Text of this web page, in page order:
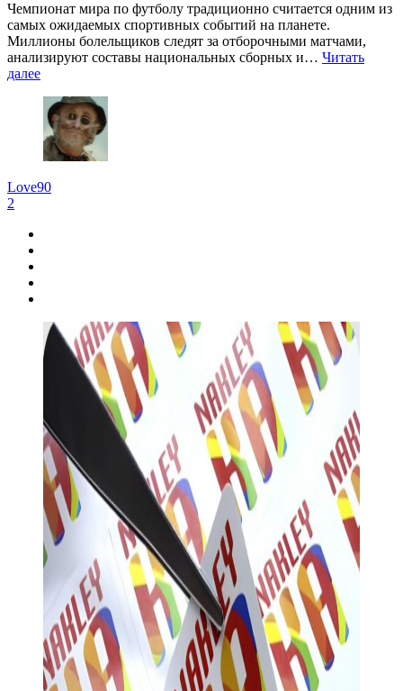
Чемпионат мира по футболу традиционно считается одним из
самых ожидаемых спортивных событий на планете.
Миллионы болельщиков следят за отборочными матчами,
анализируют составы национальных сборных и… Читать
далее
Love90
2